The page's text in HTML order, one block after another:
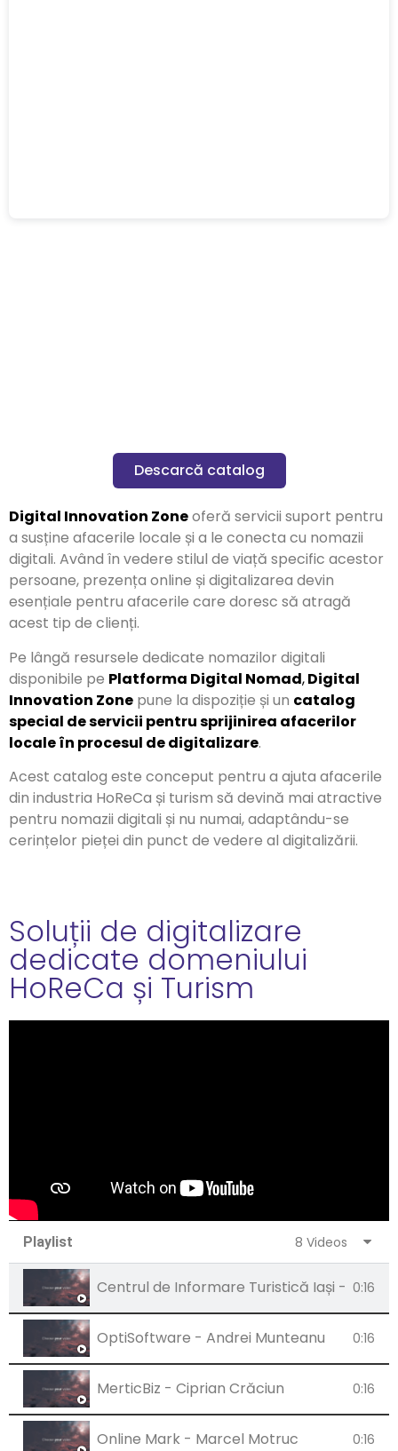
Descarcă catalog
Digital Innovation Zoneoferă servicii suport pentru
a susține afacerile locale și a le conecta cu nomazii
digitali. Având în vedere stilul de viață specific acestor
persoane, prezența online și digitalizarea devin
esențiale pentru afacerile care doresc să atragă
acest tip de clienți.
Pe lângă resursele dedicate nomazilor digitali
disponibile pe Platforma Digital Nomad,Digital
Innovation Zone pune la dispoziție și un catalog
special de servicii pentru sprijinirea afacerilor
locale în procesul de digitalizare.
Acest catalog este conceput pentru a ajuta afacerile
din industria HoReCa și turism să devină mai atractive
pentru nomazii digitali și nu numai, adaptându-se
cerințelor pieței din punct de vedere al digitalizării.
Soluții de digitalizare
dedicate domeniului
HoReCa și Turism
Playlist 8 Videos
Centrul de Informare Turistică Iași - Anca
0:16
OptiSoftware - Andrei Munteanu 0:16
MerticBiz - Ciprian Crăciun 0:16
Online Mark - Marcel Motruc 0:16